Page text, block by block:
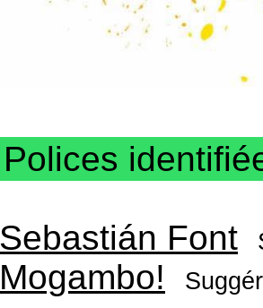
Polices
Sebastián Font
Mogambo!